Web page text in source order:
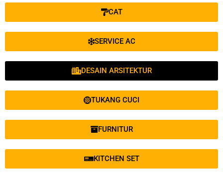
CAT
SERVICE AC
DESAIN ARSITEKTUR
TUKANG CUCI
FURNITUR
KITCHEN SET